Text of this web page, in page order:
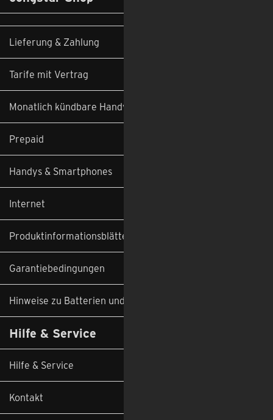
Lieferung & Zahlung
Tarife mit Vertrag
Monatlich kündbare Handyverträge
Prepaid
Handys & Smartphones
Internet
Produktinformationsblätter
Garantiebedingungen
Hinweise zu Batterien und Altgeräten
Hilfe & Service
Hilfe & Service
Kontakt